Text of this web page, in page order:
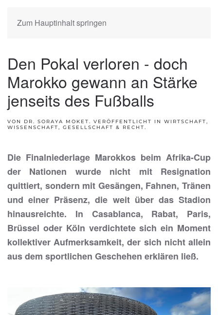
Zum Hauptinhalt springen
Den Pokal verloren - doch
Marokko gewann an Stärke
jenseits des Fußballs
VON DR. SORAYA MOKET. VERÖFFENTLICHT IN WIRTSCHAFT,
WISSENSCHAFT, GESELLSCHAFT & RECHT.
Die Finalniederlage Marokkos beim Afrika-Cup
der Nationen wurde nicht mit Resignation
quittiert, sondern mit Gesängen, Fahnen, Tränen
und einer Präsenz, die weit über das Stadion
hinausreichte. In Casablanca, Rabat, Paris,
Brüssel oder Köln verdichtete sich ein Moment
kollektiver Aufmerksamkeit, der sich nicht allein
aus dem sportlichen Geschehen erklären ließ.